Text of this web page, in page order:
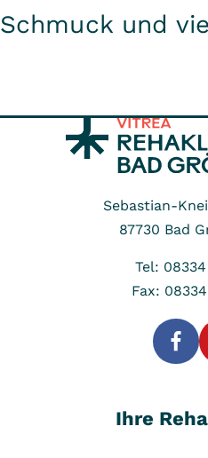
Schmuck und
Sebastian-
87730 Bad
Tel:
Fax:
Ihre